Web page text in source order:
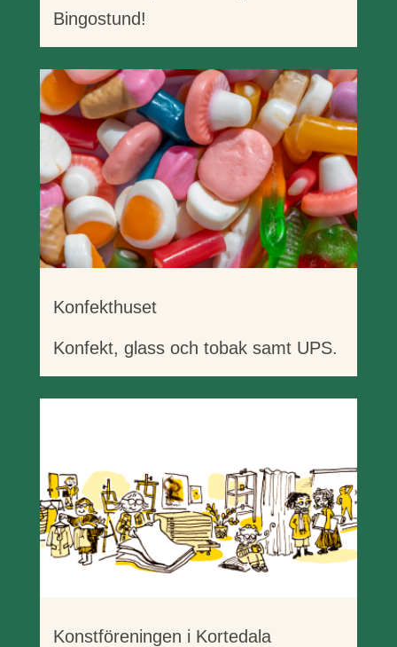
Bingostund!
Konfekthuset
Konfekt, glass och tobak samt UPS.
Konstföreningen i Kortedala